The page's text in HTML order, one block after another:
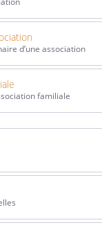
d’une association
familiale